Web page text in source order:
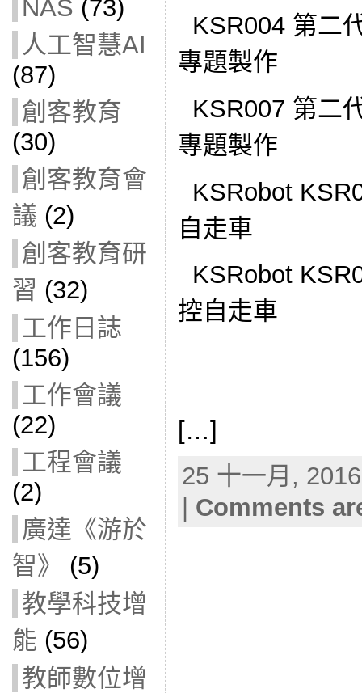
NAS (73)
人工智慧AI
(87)
創客教育
(30)
創客教育會
議 (2)
創客教育研
習 (32)
工作日誌
(156)
工作會議
(22)
工程會議
(2)
廣達《游於
智》
(5)
教學科技增
能 (56)
教師數位增
KSR004 第二
專題製作
KSR007 第二
專題製作
KSRobot
自走車
KSRobot
控自走車
[…]
25 十一月,
| Comments